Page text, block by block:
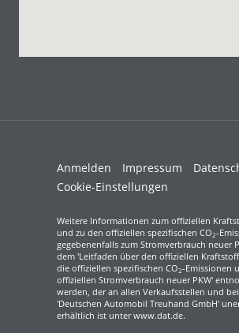
Anmelden Impressum
Cookie-Einstellungen
Weitere Informationen zum offiziellen
und zu den offiziellen spezifischen CO2-
gegebenenfalls zum Stromverbrauch neuer
dem 'Leitfaden über den offiziellen
die offiziellen spezifischen CO2-Emissionen
offiziellen Stromverbrauch neuer PKW'
werden, der an allen Verkaufsstellen und
'Deutschen Automobil Treuhand GmbH'
erhältlich ist unter www.dat.de.